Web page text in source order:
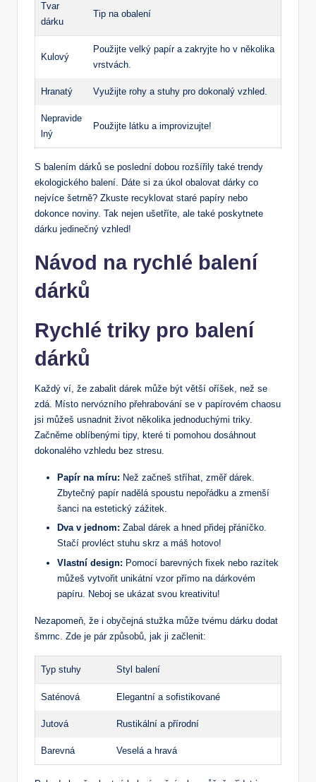
Tvar
dárku
Tip na obalení
Kulový
Použijte velký papír a zakryjte ho v několika
vrstvách.
Hranatý Využijte rohy a stuhy pro dokonalý vzhled.
Nepravide
lný
Použijte látku a improvizujte!
S balením dárků se poslední dobou rozšířily také trendy
ekologického balení. Dáte si za úkol obalovat dárky co
nejvíce šetrně? Zkuste recyklovat staré papíry nebo
dokonce noviny. Tak nejen ušetříte, ale také poskytnete
dárku jedinečný vzhled!
Návod na rychlé balení
dárků
Rychlé triky pro balení
dárků
Každý ví, že zabalit dárek může být větší oříšek, než se
zdá. Místo nervózního přehrabování se v papírovém chaosu
jsi můžeš usnadnit život několika jednoduchými triky.
Začněme oblíbenými tipy, které ti pomohou dosáhnout
dokonalého vzhledu bez stresu.
Papír na míru: Než začneš stříhat, změř dárek.
Zbytečný papír nadělá spoustu nepořádku a zmenší
šanci na estetický zážitek.
Dva v jednom: Zabal dárek a hned přidej přáníčko.
Stačí provléct stuhu skrz a máš hotovo!
Vlastní design: Pomocí barevných fixek nebo razítek
můžeš vytvořit unikátní vzor přímo na dárkovém
papíru. Neboj se ukázat svou kreativitu!
Nezapomeň, že i obyčejná stužka může tvému dárku dodat
šmrnc. Zde je pár způsobů, jak ji začlenit:
Typ stuhy Styl balení
Saténová Elegantní a sofistikované
Jutová Rustikální a přírodní
Barevná Veselá a hravá